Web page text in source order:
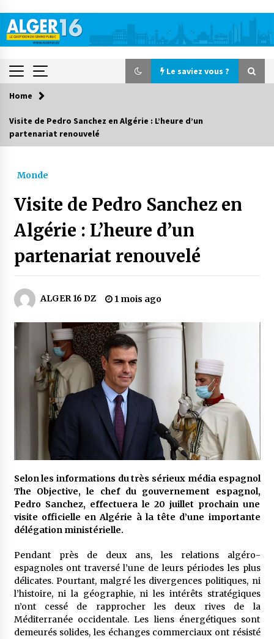
content
Le saviez vous ?
Le saviez vous ?
Début des camps d’été pour un deuxième
groupe d’enfants autistes
Parking de la Promenade des Sablettes : Mis en
service de bornes automatiques
ayants droit
6 jours ago
La Gendarmerie nationale lance ses comptes
officiels sur les réseaux sociaux
1 semaine ago
Droit de change : Le CPA lance une carte VISA
dédiée aux voyages à l’étranger
2 semaines ago
En service à partir du 1er août prochain :
Lancement de la plateforme numérique dédiée
à l’importation
2 semaines ago
Affaires religieuses : Ouverture des
meilleur prêche du vendredi
2 semaines ago
Droit à l’affiliation au régime national de
retraite : Coup d’envoi d’une campagne de
sensibilisation au profit de la communauté
nationale à l’étranger
3 semaines ago
Home
Visite de Pedro Sanchez en Algérie : L’heure d’un
partenariat renouvelé
Monde
Visite de Pedro Sanchez en
Algérie : L’heure d’un
partenariat renouvelé
ALGER 16 DZ 1 mois ago
Selon les informations du très sérieux média espagnol
The Objective, le chef du gouvernement espagnol,
Pedro Sanchez, effectuera le 20 juillet prochain une
visite officielle en Algérie à la tête d’une importante
délégation ministérielle.
Pendant près de deux ans, les relations algéro-
espagnoles ont traversé l’une de leurs périodes les plus
délicates. Pourtant, malgré les divergences politiques, ni
l’histoire, ni la géographie, ni les intérêts stratégiques
n’ont cessé de rapprocher les deux rives de la
Méditerranée occidentale. Les liens énergétiques sont
demeurés solides, les échanges commerciaux ont résisté